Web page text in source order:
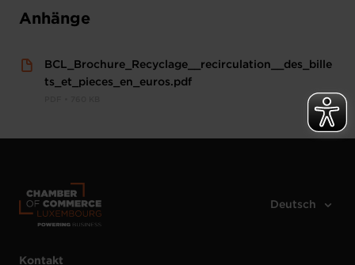
Anhänge
BCL_Brochure_Recyclage__recirculation__des_bille
ts_et_pieces_en_euros.pdf
Kontakt